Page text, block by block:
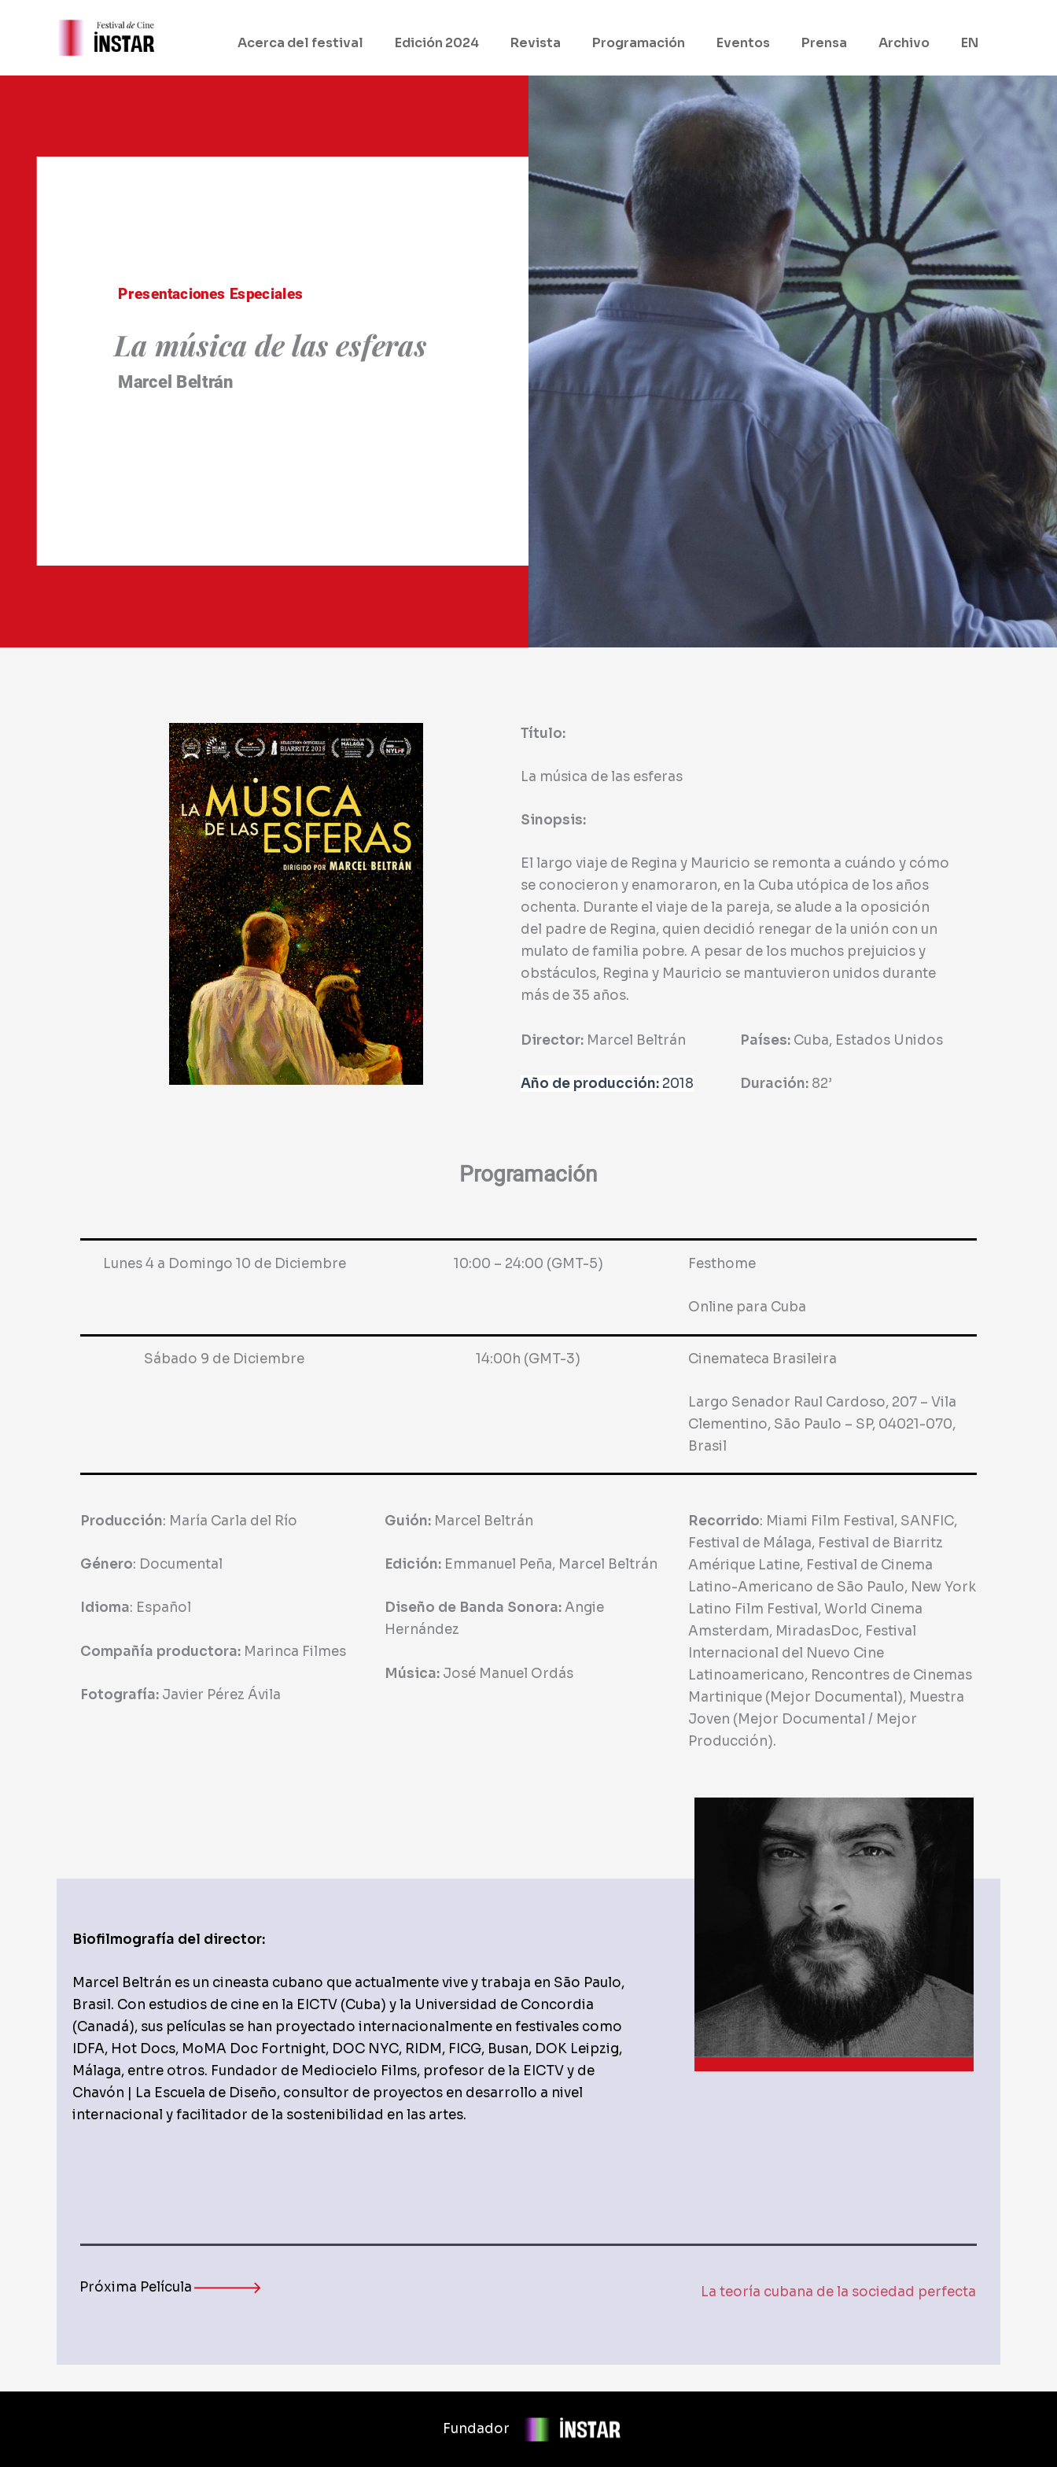
contenido
Acerca del festival Edición 2024 Revista Programación Eventos Prensa Archivo EN
Presentaciones Especiales
La música de las esferas
Marcel Beltrán
Título:
La música de las esferas
Sinopsis:
El largo viaje de Regina y Mauricio se remonta a cuándo y cómo
se conocieron y enamoraron, en la Cuba utópica de los años
ochenta. Durante el viaje de la pareja, se alude a la oposición
del padre de Regina, quien decidió renegar de la unión con un
mulato de familia pobre. A pesar de los muchos prejuicios y
obstáculos, Regina y Mauricio se mantuvieron unidos durante
más de 35 años.
Director: Marcel Beltrán
Año de producción: 2018
Países: Cuba, Estados Unidos
Duración: 82’
Programación
Lunes 4 a Domingo 10 de Diciembre 10:00 – 24:00 (GMT-5) Festhome
Online para Cuba
Sábado 9 de Diciembre 14:00h (GMT-3) Cinemateca Brasileira
Largo Senador Raul Cardoso, 207 – Vila
Clementino, São Paulo – SP, 04021-070,
Brasil
Producción: María Carla del Río
Género: Documental
Idioma: Español
Compañía productora: Marinca Filmes
Fotografía: Javier Pérez Ávila
Guión: Marcel Beltrán
Edición: Emmanuel Peña, Marcel Beltrán
Diseño de Banda Sonora: Angie
Hernández
Música: José Manuel Ordás
Recorrido: Miami Film Festival, SANFIC,
Festival de Málaga, Festival de Biarritz
Amérique Latine, Festival de Cinema
Latino-Americano de São Paulo, New York
Latino Film Festival, World Cinema
Amsterdam, MiradasDoc, Festival
Internacional del Nuevo Cine
Latinoamericano, Rencontres de Cinemas
Martinique (Mejor Documental), Muestra
Joven (Mejor Documental / Mejor
Producción).
Biofilmografía del director:
Marcel Beltrán es un cineasta cubano que actualmente vive y trabaja en São Paulo,
Brasil. Con estudios de cine en la EICTV (Cuba) y la Universidad de Concordia
(Canadá), sus películas se han proyectado internacionalmente en festivales como
IDFA, Hot Docs, MoMA Doc Fortnight, DOC NYC, RIDM, FICG, Busan, DOK Leipzig,
Málaga, entre otros. Fundador de Mediocielo Films, profesor de la EICTV y de
Chavón | La Escuela de Diseño, consultor de proyectos en desarrollo a nivel
internacional y facilitador de la sostenibilidad en las artes.
Próxima Película La teoría cubana de la sociedad perfecta
Fundador